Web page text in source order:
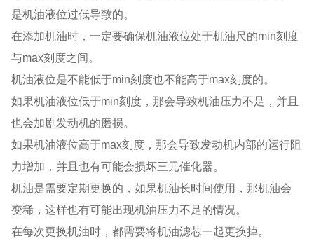
是机油液位过低导致的。
在添加机油时，一定要确保机油液位处于机油尺的min刻度
与max刻度之间。
机油液位是不能低于min刻度也不能高于max刻度的。
如果机油液位低于min刻度，那会导致机油压力不足，并且
也会加剧发动机的磨损。
如果机油液位高于max刻度，那会导致发动机内部的运行阻
力增加，并且也有可能会损坏三元催化器。
机油是需要定期更换的，如果机油长时间使用，那机油会
变稀，这样也有可能出现机油压力不足的情况。
在每次更换机油时，都需要将机油滤芯一起更换掉。